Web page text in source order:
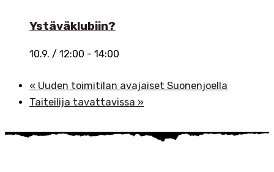
Ystäväklubiin?
10.9. / 12:00 - 14:00
« Uuden toimitilan avajaiset Suonenjoella
Taiteilija tavattavissa »